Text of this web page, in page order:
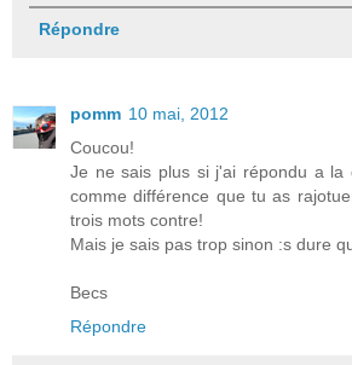
Répondre
pomm 10 mai, 2012
Coucou!
Je ne sais plus si j'ai répondu a la
comme différence que tu as
trois mots contre!
Mais je sais pas trop sinon :s dure
Becs
Répondre